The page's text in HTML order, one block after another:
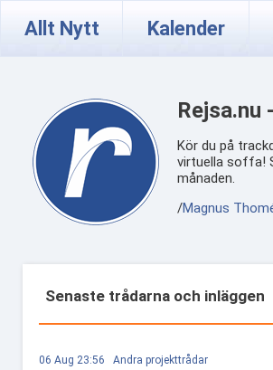
Allt Nytt Kalender
Rejsa.nu
Kör du på
virtuella soffa!
månaden.
/Magnus
Senaste trådarna och inläggen
06 Aug 23:56 Andra projekttrådar